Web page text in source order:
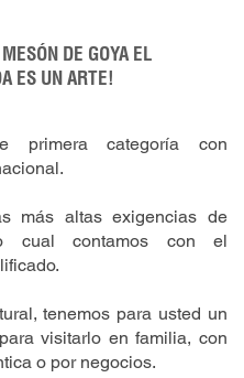
DE GOYA EL
ES UN ARTE!
primera categoría con
más altas exigencias de
cual contamos con el
tenemos para usted un
visitarlo en familia, con
o por negocios.